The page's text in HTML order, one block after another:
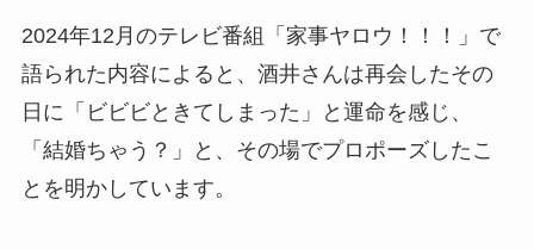
2024年12月のテレビ番組「家事ヤロウ！！！」で
語られた内容によると、酒井さんは再会したその
日に「ビビビときてしまった」と運命を感じ、
「結婚ちゃう？」と、その場でプロポーズしたこ
とを明かしています。